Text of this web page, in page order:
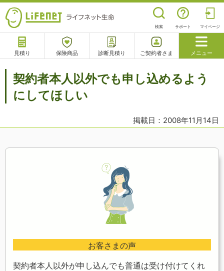
検索 サポート マイページ
見積り 保険商品 診断見積り ご契約者さま メニュー
サポート
閉じる
相談予約 よくあるご質問
契約者本人以外でも申し込めるよう
にしてほしい
掲載日：2008年11月14日
お客さまの声
契約者本人以外が申し込んでも普通は受け付けてくれ